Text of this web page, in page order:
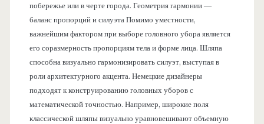
побережье или в черте города. Геометрия гармонии —
баланс пропорций и силуэта Помимо уместности,
важнейшим фактором при выборе головного убора является
его соразмерность пропорциям тела и форме лица. Шляпа
способна визуально гармонизировать силуэт, выступая в
роли архитектурного акцента. Немецкие дизайнеры
подходят к конструированию головных уборов с
математической точностью. Например, широкие поля
классической шляпы визуально уравновешивают объемную